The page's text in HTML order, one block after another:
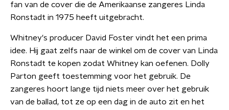
fan van de cover die de Amerikaanse zangeres Linda
Ronstadt in 1975 heeft uitgebracht.
Whitney's producer David Foster vindt het een prima
idee. Hij gaat zelfs naar de winkel om de cover van Linda
Ronstadt te kopen zodat Whitney kan oefenen. Dolly
Parton geeft toestemming voor het gebruik. De
zangeres hoort lange tijd niets meer over het gebruik
van de ballad, tot ze op een dag in de auto zit en het